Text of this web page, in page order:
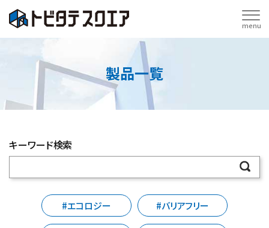
menu
製品一覧
キーワード検索
#エコロジー #バリアフリー